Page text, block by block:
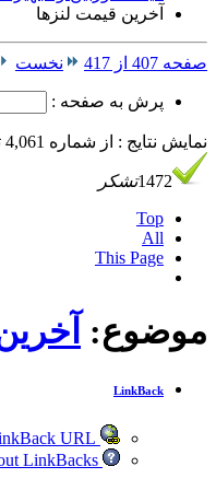
آخرین قیمت لنزها
صفحه 407 از 417 نخست
پرش به صفحه :
نمایش نتایج : از شماره 4,061 تا 4,070 , از مجموع 4168
1472تشکر
Top
All
This Page
موضوع:
LinkBack